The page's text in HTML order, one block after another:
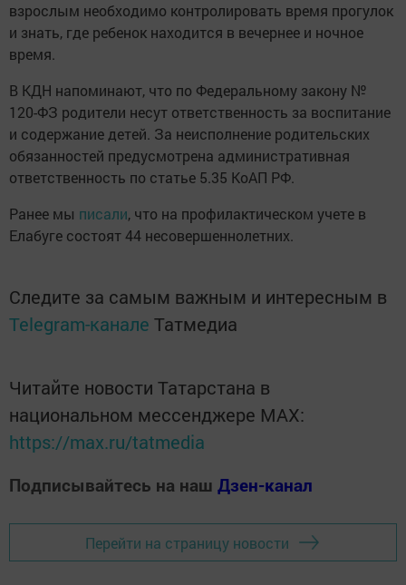
взрослым необходимо контролировать время прогулок
и знать, где ребенок находится в вечернее и ночное
время.
В КДН напоминают, что по Федеральному закону №
120-ФЗ родители несут ответственность за воспитание
и содержание детей. За неисполнение родительских
обязанностей предусмотрена административная
ответственность по статье 5.35 КоАП РФ.
Ранее мы писали, что на профилактическом учете в
Елабуге состоят 44 несовершеннолетних.
Следите за самым важным и интересным в
Telegram-канале Татмедиа
Читайте новости Татарстана в
национальном мессенджере MАХ:
https://max.ru/tatmedia
Подписывайтесь на наш Дзен-канал
Перейти на страницу новости